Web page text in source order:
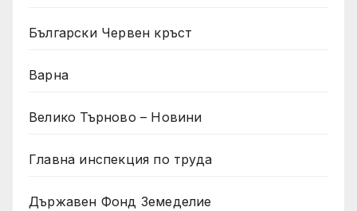
Български Червен кръст
Варна
Велико Търново – Новини
Главна инспекция по труда
Държавен Фонд Земеделие